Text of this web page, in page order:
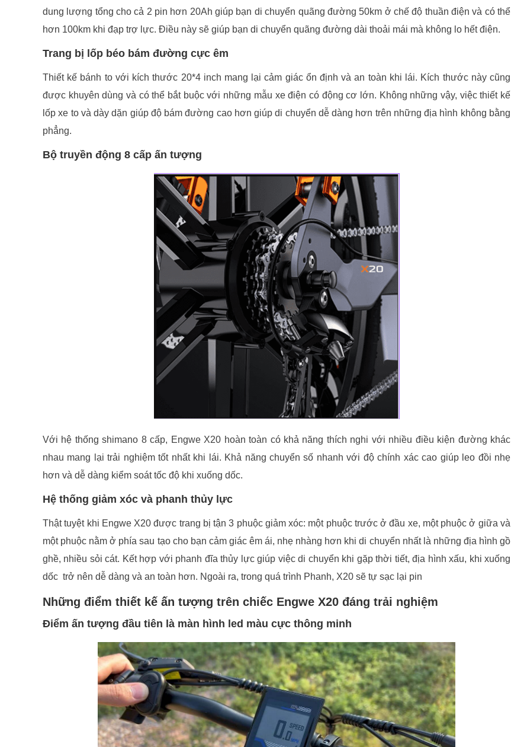
dung lượng tổng cho cả 2 pin hơn 20Ah giúp bạn di chuyển quãng đường 50km ở chế độ thuần điện và có thể
hơn 100km khi đạp trợ lực. Điều này sẽ giúp bạn di chuyển quãng đường dài thoải mái mà không lo hết điện.
Trang bị lốp béo bám đường cực êm
Thiết kế bánh to với kích thước 20*4 inch mang lại cảm giác ổn định và an toàn khi lái. Kích thước này cũng
được khuyên dùng và có thể bắt buộc với những mẫu xe điện có động cơ lớn. Không những vậy, việc thiết kế
lốp xe to và dày dặn giúp độ bám đường cao hơn giúp di chuyển dễ dàng hơn trên những địa hình không bằng
phẳng.
Bộ truyền động 8 cấp ấn tượng
Với hệ thống shimano 8 cấp, Engwe X20 hoàn toàn có khả năng thích nghi với nhiều điều kiện đường khác
nhau mang lại trải nghiệm tốt nhất khi lái. Khả năng chuyển số nhanh với độ chính xác cao giúp leo đồi nhẹ
hơn và dễ dàng kiểm soát tốc độ khi xuống dốc.
Hệ thống giảm xóc và phanh thủy lực
Thật tuyệt khi Engwe X20 được trang bị tận 3 phuộc giảm xóc: một phuộc trước ở đầu xe, một phuộc ở giữa và
một phuộc nằm ở phía sau tạo cho bạn cảm giác êm ái, nhẹ nhàng hơn khi di chuyển nhất là những địa hình gồ
ghề, nhiều sỏi cát. Kết hợp với phanh đĩa thủy lực giúp việc di chuyển khi gặp thời tiết, địa hình xấu, khi xuống
dốc trở nên dễ dàng và an toàn hơn. Ngoài ra, trong quá trình Phanh, X20 sẽ tự sạc lại pin
Những điểm thiết kế ấn tượng trên chiếc Engwe X20 đáng trải nghiệm
Điểm ấn tượng đầu tiên là màn hình led màu cực thông minh